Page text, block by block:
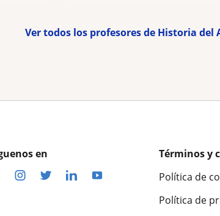
Ver todos los profesores de Historia del
en
Términos y
Política de
Política de